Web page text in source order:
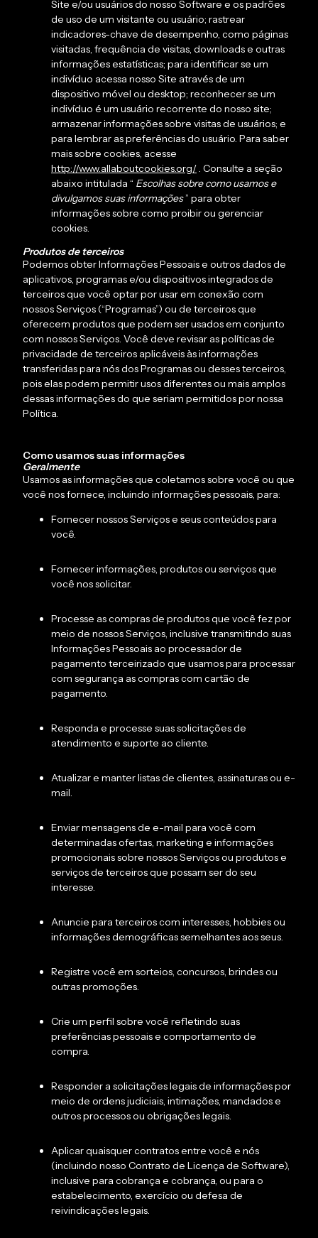
Site e/ou usuários do nosso Software e os padrões
de uso de um visitante ou usuário; rastrear
indicadores-chave de desempenho, como páginas
visitadas, frequência de visitas, downloads e outras
informações estatísticas; para identificar se um
indivíduo acessa nosso Site através de um
dispositivo móvel ou desktop; reconhecer se um
indivíduo é um usuário recorrente do nosso site;
armazenar informações sobre visitas de usuários; e
para lembrar as preferências do usuário. Para saber
mais sobre cookies, acesse
http://www.allaboutcookies.org/. Consulte a seção
abaixo intitulada “ Escolhas sobre como usamos e
divulgamos suas informações” para obter
informações sobre como proibir ou gerenciar
cookies.
Produtos de terceiros
Podemos obter Informações Pessoais e outros dados de
aplicativos, programas e/ou dispositivos integrados de
terceiros que você optar por usar em conexão com
nossos Serviços (“Programas”) ou de terceiros que
oferecem produtos que podem ser usados em conjunto
com nossos Serviços. Você deve revisar as políticas de
privacidade de terceiros aplicáveis às informações
transferidas para nós dos Programas ou desses terceiros,
pois elas podem permitir usos diferentes ou mais amplos
dessas informações do que seriam permitidos por nossa
Política.
Como usamos suas informações
Geralmente
Usamos as informações que coletamos sobre você ou que
você nos fornece, incluindo informações pessoais, para:
Fornecer nossos Serviços e seus conteúdos para
você.
Fornecer informações, produtos ou serviços que
você nos solicitar.
Processe as compras de produtos que você fez por
meio de nossos Serviços, inclusive transmitindo suas
Informações Pessoais ao processador de
pagamento terceirizado que usamos para processar
com segurança as compras com cartão de
pagamento.
Responda e processe suas solicitações de
atendimento e suporte ao cliente.
Atualizar e manter listas de clientes, assinaturas ou e-
mail.
Enviar mensagens de e-mail para você com
determinadas ofertas, marketing e informações
promocionais sobre nossos Serviços ou produtos e
serviços de terceiros que possam ser do seu
interesse.
Anuncie para terceiros com interesses, hobbies ou
informações demográficas semelhantes aos seus.
Registre você em sorteios, concursos, brindes ou
outras promoções.
Crie um perfil sobre você refletindo suas
preferências pessoais e comportamento de
compra.
Responder a solicitações legais de informações por
meio de ordens judiciais, intimações, mandados e
outros processos ou obrigações legais.
Aplicar quaisquer contratos entre você e nós
(incluindo nosso Contrato de Licença de Software),
inclusive para cobrança e cobrança, ou para o
estabelecimento, exercício ou defesa de
reivindicações legais.